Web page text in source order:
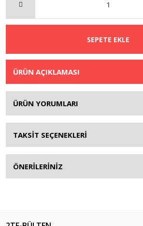
SEPETE EKLE
ÜRÜN AÇIKLAMASI
ÜRÜN YORUMLARI
TAKSİT SEÇENEKLERİ
ÖNERİLERİNİZ